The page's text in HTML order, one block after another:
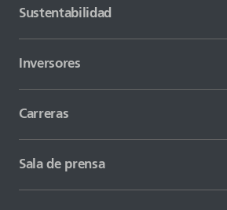
Sustentabilidad
Inversores
Carreras
Sala de prensa